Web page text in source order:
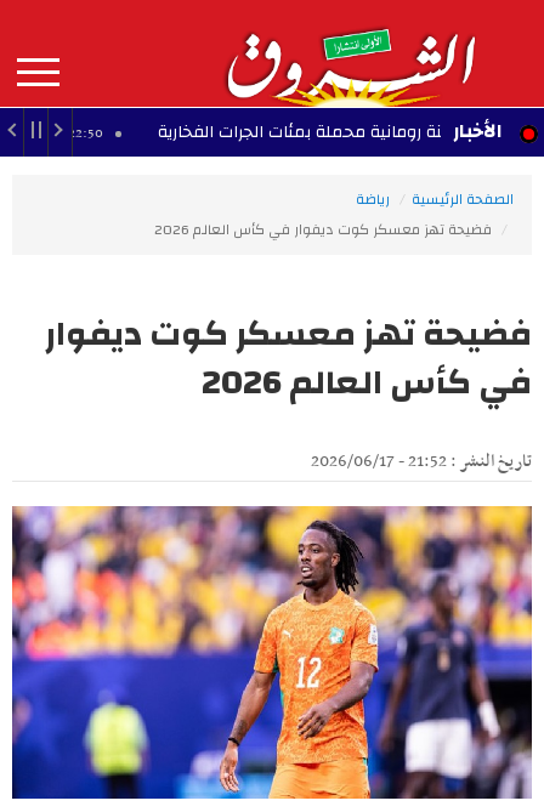
contenu
principal
MAIN
NAVIGATION الأخبار
رومانية محملة بمئات الجرات الفخارية 22:50 - 2026/08/09
الصفحة الرئيسية
رياضة
فضيحة تهز معسكر كوت ديفوار في كأس العالم 2026
فضيحة تهز معسكر كوت ديفوار
في كأس العالم 2026
تاريخ النشر : 21:52 - 2026/06/17